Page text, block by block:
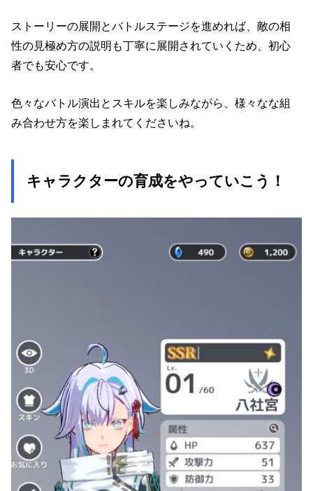
ストーリーの展開とバトルステージを進めれば、敵の相
性の見極め方の説明も丁寧に展開されていくため、初心
者でも安心です。
色々なバトル演出とスキルを楽しみながら、様々なな組
み合わせ方を楽しまれてくださいね。
キャラクターの育成をやっていこう！